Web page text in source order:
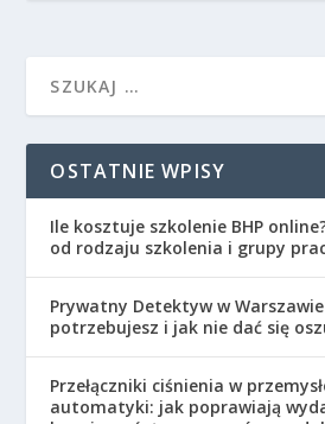
OSTATNIE WPISY
Ile kosztuje szkolenie BHP
od rodzaju szkolenia i grupy
Prywatny Detektyw w
potrzebujesz i jak nie dać się
Przełączniki ciśnienia w
automatyki: jak poprawiają